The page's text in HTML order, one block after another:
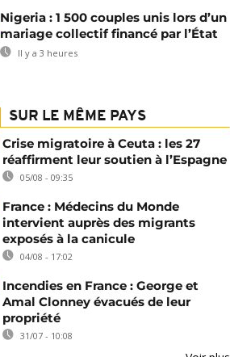
Nigeria : 1 500 couples unis lors d’un
mariage collectif financé par l’État
Il y a 3 heures
SUR LE MÊME PAYS
Crise migratoire à Ceuta : les 27
réaffirment leur soutien à l’Espagne
05/08 - 09:35
France : Médecins du Monde
intervient auprès des migrants
exposés à la canicule
04/08 - 17:02
Incendies en France : George et
Amal Clonney évacués de leur
propriété
31/07 - 10:08